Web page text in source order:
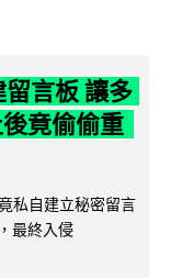
言板 讓多
竟偷偷重
私自建立秘密留言
最終入侵